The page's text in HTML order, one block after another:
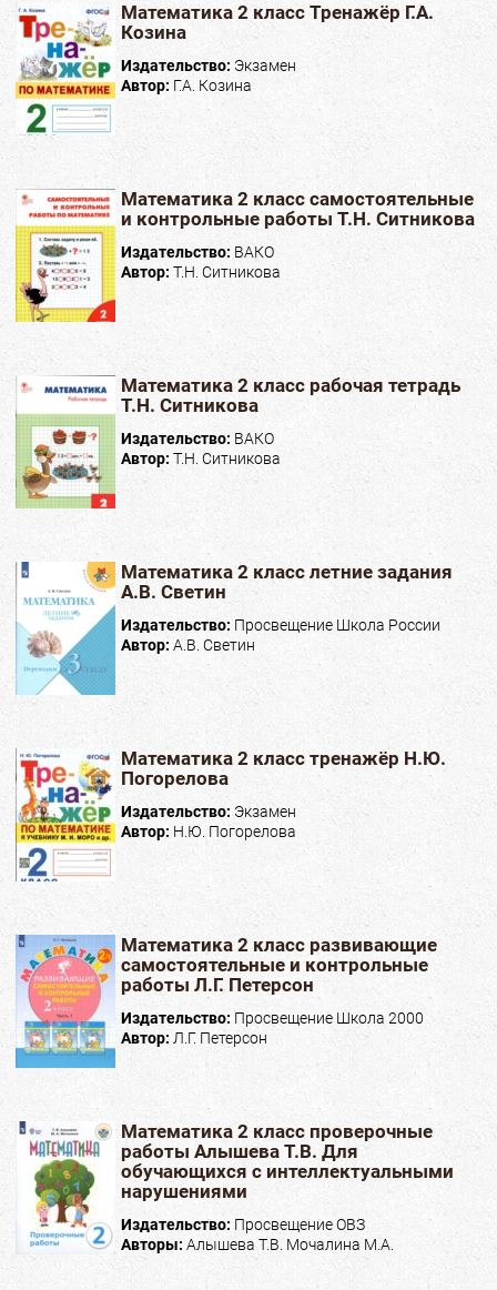
Математика 2 класс Тренажёр Г.А.
Козина
Издательство: Экзамен
Автор: Г.А. Козина
Математика 2 класс самостоятельные
и контрольные работы Т.Н. Ситникова
Издательство: ВАКО
Автор: Т.Н. Ситникова
Математика 2 класс рабочая тетрадь
Т.Н. Ситникова
Издательство: ВАКО
Автор: Т.Н. Ситникова
Математика 2 класс летние задания
А.В. Светин
Издательство: Просвещение Школа России
Автор: А.В. Светин
Математика 2 класс тренажёр Н.Ю.
Погорелова
Издательство: Экзамен
Автор: Н.Ю. Погорелова
Математика 2 класс развивающие
самостоятельные и контрольные
работы Л.Г. Петерсон
Издательство: Просвещение Школа 2000
Автор: Л.Г. Петерсон
Математика 2 класс проверочные
работы Алышева Т.В. Для
обучающихся с интеллектуальными
нарушениями
Издательство: Просвещение ОВЗ
Авторы: Алышева Т.В. Мочалина М.А.